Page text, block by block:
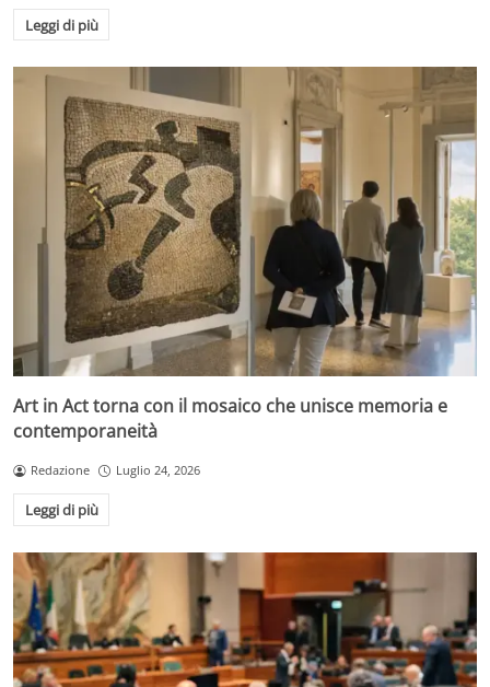
Leggi di più
Art in Act torna con il mosaico che unisce memoria e
contemporaneità
Redazione Luglio 24, 2026
Leggi di più